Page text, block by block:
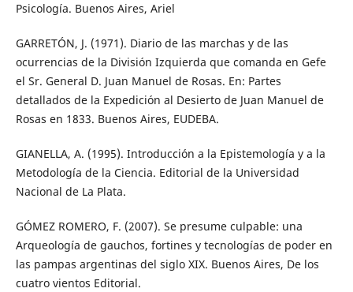
Psicología. Buenos Aires, Ariel
GARRETÓN, J. (1971). Diario de las marchas y de las
ocurrencias de la División Izquierda que comanda en Gefe
el Sr. General D. Juan Manuel de Rosas. En: Partes
detallados de la Expedición al Desierto de Juan Manuel de
Rosas en 1833. Buenos Aires, EUDEBA.
GIANELLA, A. (1995). Introducción a la Epistemología y a la
Metodología de la Ciencia. Editorial de la Universidad
Nacional de La Plata.
GÓMEZ ROMERO, F. (2007). Se presume culpable: una
Arqueología de gauchos, fortines y tecnologías de poder en
las pampas argentinas del siglo XIX. Buenos Aires, De los
cuatro vientos Editorial.